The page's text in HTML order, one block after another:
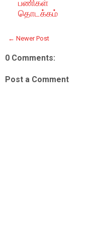
பணிகள்
தொடக்கம்
← Newer Post
0 Comments:
Post a Comment